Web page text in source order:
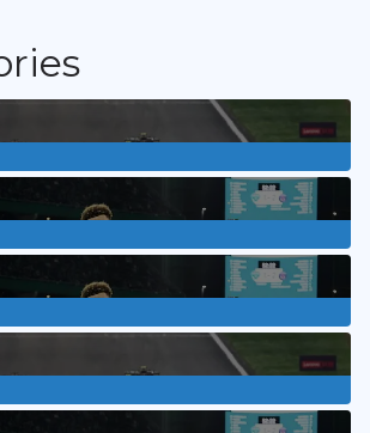
1Posts
3Posts
8Posts
3Posts